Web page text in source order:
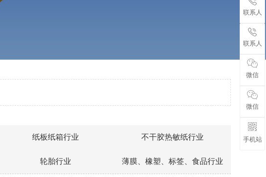
纸板纸箱行业
螺旋刀横切刀
不干胶热敏纸行业
轮胎行业 薄膜、橡塑、标签、食品行业
联系人
联系人
微信
微信
手机站